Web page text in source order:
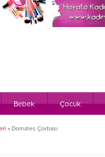
Bebek Çocuk
» Domates Çorbası